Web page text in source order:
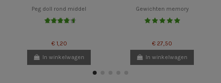
Peg doll rond middel
€ 1,20
In winkelwagen
Gewichten memory
€ 27,50
In winkelwagen